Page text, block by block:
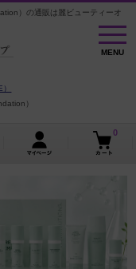
）の通販は麗ビューティーオ
MENU
MENU
）
0